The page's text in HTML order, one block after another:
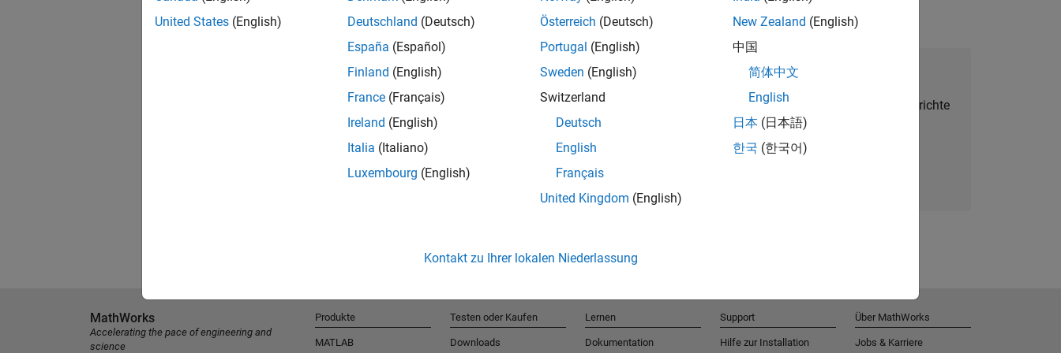
Talent Network beitreten
Erhalten Sie personalisierte Stellenangebote, Berichte
und Unternehmensneuigkeiten.
United States (English)
Deutschland (Deutsch)
España (Español)
Finland (English)
France (Français)
Ireland (English)
Italia (Italiano)
Luxembourg (English)
Österreich (Deutsch)
Portugal (English)
Sweden (English)
Switzerland
Deutsch
English
Français
United Kingdom (English)
New Zealand (English)
中国
简体中文
English
日本 (日本語)
한국 (한국어)
Kontakt zu Ihrer lokalen Niederlassung
MathWorks
Accelerating the pace of engineering and
science
Produkte
MATLAB
Testen oder Kaufen
Downloads
Lernen
Dokumentation
Support
Hilfe zur Installation
Über MathWorks
Jobs & Karriere